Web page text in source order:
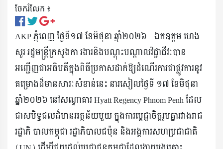
ចែករំលែក ៖​
AKP ភ្នំពេញ ថ្ងៃទី១៧ ខែមិថុនា ឆ្នាំ២០២៦---ឯកឧត្តម ហេង
សួរ រដ្ឋមន្រ្តីក្រសួងកា រងារនិងបណ្ដុះបណ្ដាលវិជ្ជាជីវៈបាន
អញ្ជើញជាអធិបតីក្នុងពិធីប្រកាសដាក់ឱ្យដំណើរការជាផ្លូវការនូវ
គម្រោងដ៏មានសារៈសំខាន់នេះ នារសៀលថ្ងៃទី ១៧ ខែមិថុនា
ឆ្នាំ២០២៦ នៅសណ្ឋាគារ Hyatt Regency Phnom Penh ដែល
ជាសមិទ្ធផលដ៏មានអត្ថន័យមួយ ក្នុងការប្តេជ្ញាចិត្តរួមគ្នារវាងរាជ
រដ្ឋាភិ បាលកម្ពុជា រដ្ឋាភិបាលជប៉ុន និងអង្គការសហប្រជាជាតិ